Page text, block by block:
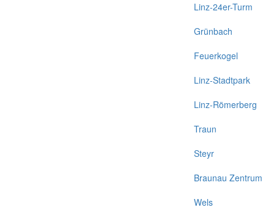
Linz-24er-Turm
Grünbach
Feuerkogel
Linz-Stadtpark
Linz-Römerberg
Traun
Steyr
Braunau Zentrum
Wels